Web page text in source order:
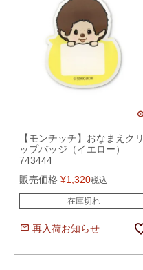
【モンチッチ】おなまえクリ
ップバッジ（イエロー）
743444
販売価格 ¥1,320税込
在庫切れ
再入荷お知らせ